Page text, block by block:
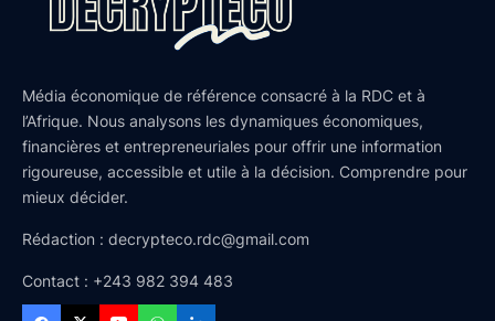
Média économique de référence consacré à la RDC et à
l’Afrique. Nous analysons les dynamiques économiques,
financières et entrepreneuriales pour offrir une information
rigoureuse, accessible et utile à la décision. Comprendre pour
mieux décider.
Rédaction : decrypteco.rdc@gmail.com
Contact : +243 982 394 483